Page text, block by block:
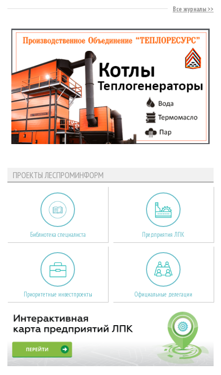
Все журналы
ПРОЕКТЫ ЛЕСПРОМИНФОРМ
Библиотека специалиста Предприятия ЛПК
Приоритетные инвестпроекты Официальные делегации